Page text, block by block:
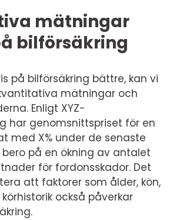
mätningar
bilförsäkring
på bilförsäkring bättre, kan vi
mätningar och
Enligt XYZ-
har genomsnittspriset för en
med X% under de senaste
på en ökning av antalet
för fordonsskador. Det
att faktorer som ålder, kön,
också påverkar